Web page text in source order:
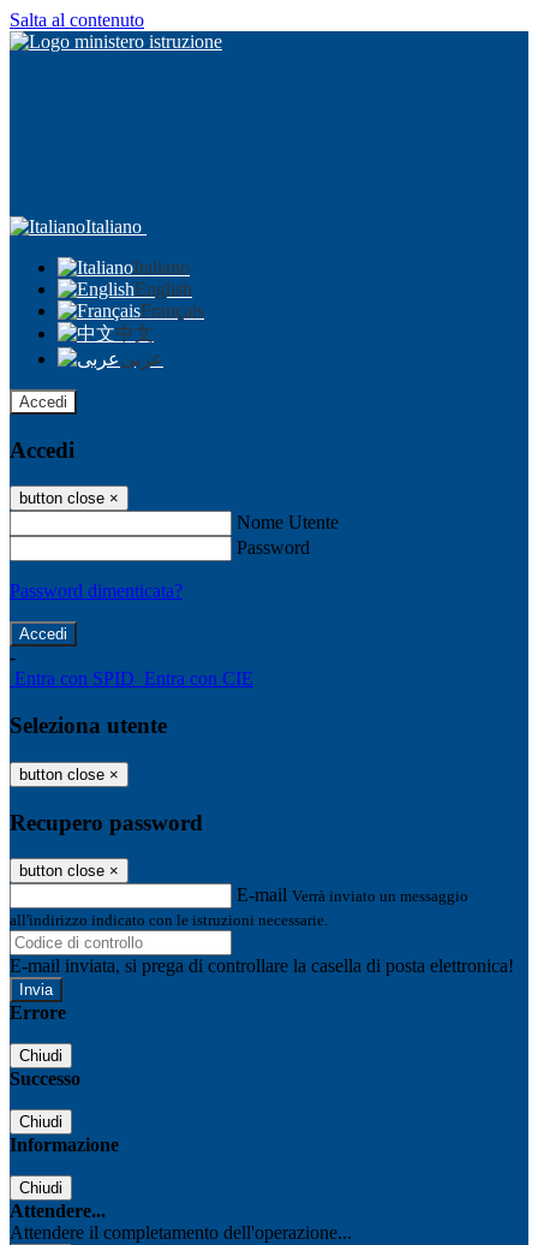
Salta al contenuto
Italiano
Italiano
English
Français
中文
عربى
Accedi
Accedi
button close ×
Nome Utente
Password
Password dimenticata?
-
Entra con SPID Entra con CIE
Seleziona utente
button close ×
Recupero password
button close ×
E-mail Verrà inviato un messaggio
all'indirizzo indicato con le istruzioni necessarie.
E-mail inviata, si prega di controllare la casella di posta elettronica!
Errore
Chiudi
Successo
Chiudi
Informazione
Chiudi
Attendere...
Attendere il completamento dell'operazione...